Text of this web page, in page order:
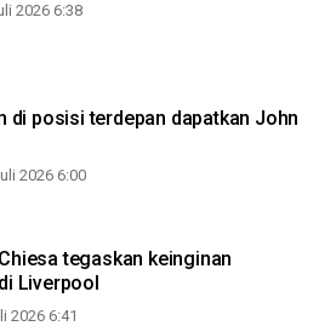
2026 6:38
di posisi terdepan dapatkan John
2026 6:00
tegaskan keinginan
Liverpool
2026 6:41